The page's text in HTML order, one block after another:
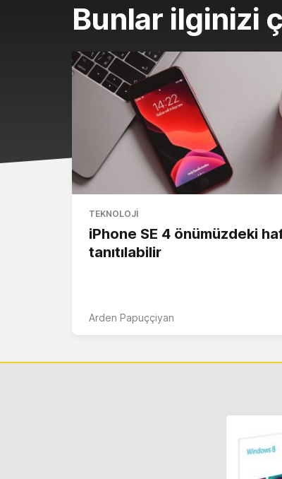
Bunlar ilginizi
TEKNOLOJI
iPhone SE 4 önümüzdeki
tanıtılabilir
Arden Papuççiyan